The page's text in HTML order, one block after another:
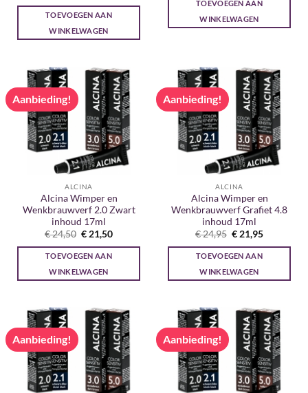
was:
€ 24,50.
is:
TOEVOEGEN AAN
WINKELWAGEN
€ 20,50.
TOEVOEGEN AAN
WINKELWAGEN
Aanbieding!
ALCINA
Alcina Wimper en
Wenkbrauwverf 2.0 Zwart
inhoud 17ml
€24,50 Oorspronkelijke
prijs
was:
€ 24,50.
€ 21,50Huidige
is:
TOEVOEGEN AAN
WINKELWAGEN
Aanbieding!
ALCINA
Alcina Wimper en
Wenkbrauwverf Grafiet 4.8
inhoud 17ml
€24,95 Oorspronkelijke
prijs
was:
€ 24,95.
€ 21,95Huidige
is:
TOEVOEGEN AAN
WINKELWAGEN
Aanbieding! Aanbieding!